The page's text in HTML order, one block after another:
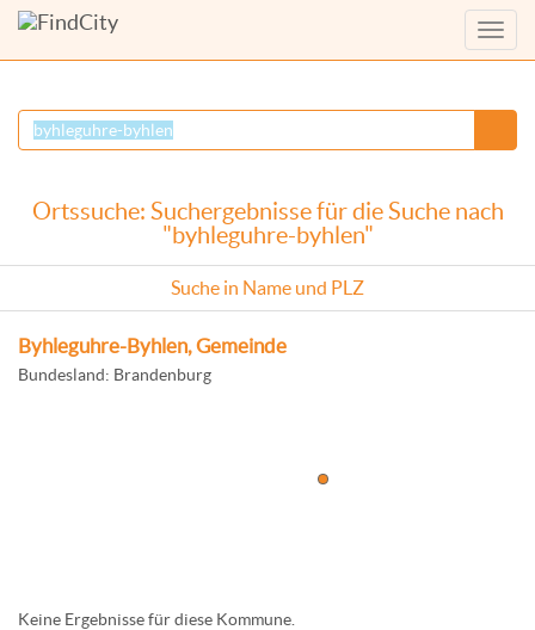
Menü
Ortssuche: Suchergebnisse für die Suche nach
"byhleguhre-byhlen"
Suche in Name und PLZ
Byhleguhre-Byhlen, Gemeinde
Bundesland: Brandenburg
Keine Ergebnisse für diese Kommune.